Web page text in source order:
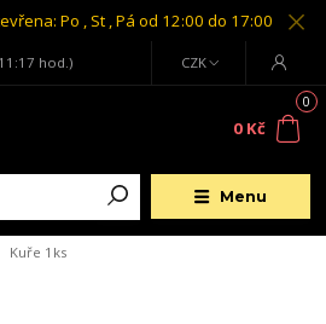
Po , St , Pá od 12:00 do 17:00
Menu
CZK
hod.)
0
0 Kč
Kuře 1ks